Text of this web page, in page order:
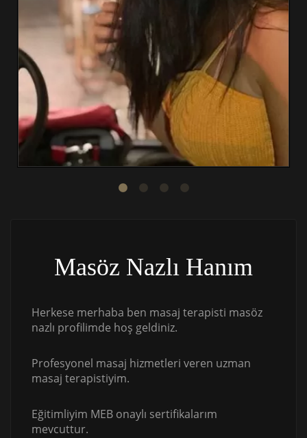
Masöz Nazlı Hanım
Herkese merhaba ben masaj terapisti masöz
nazlı profilimde hoş geldiniz.
Profesyonel masaj hizmetleri veren uzman
masaj terapistiyim.
Eğitimliyim MEB onaylı sertifikalarım
mevcuttur.